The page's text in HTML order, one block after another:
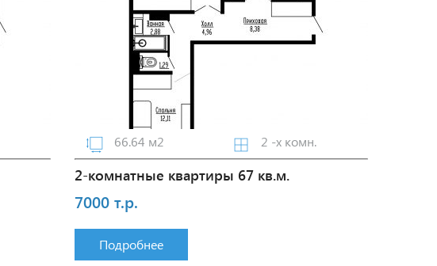
66.64 м2 2 -х комн.
2-комнатные квартиры 67 кв.м.
7000 т.р.
Подробнее